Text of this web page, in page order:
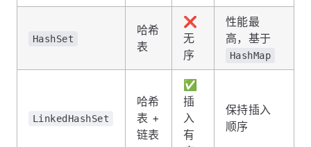
HashSet
哈希
表
❌
无
序
性能最
高，基于
HashMap
LinkedHashSet
哈希
表 +
链表
✅
插
入
有
保持插入
顺序